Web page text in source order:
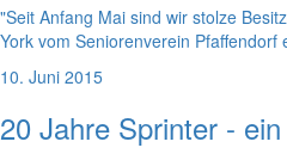
"Seit Anfang Mai sind wir stolze
York vom Seniorenverein
10. Juni 2015
20 Jahre Sprinter -